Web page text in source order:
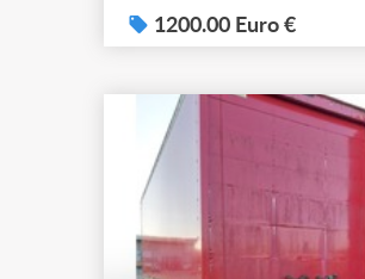
qualité supérieure
Dimensions intérieures
1800 H / mm Coins
boule métal pour
protection Cornières ,
profilés en aluminium /
renforts d'angle 4
d...
1200.00 Euro €